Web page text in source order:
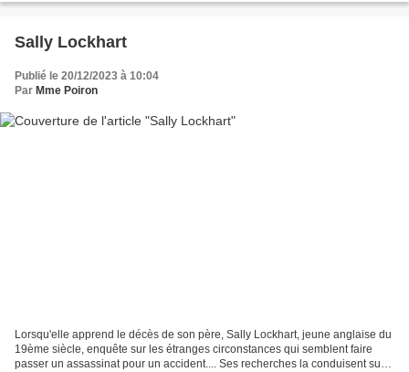
Sally Lockhart
Publié le 20/12/2023 à 10:04
Par Mme Poiron
Lorsqu'elle apprend le décès de son père, Sally Lockhart, jeune anglaise du
19ème siècle, enquête sur les étranges circonstances qui semblent faire
passer un assassinat pour un accident.... Ses recherches la conduisent sur